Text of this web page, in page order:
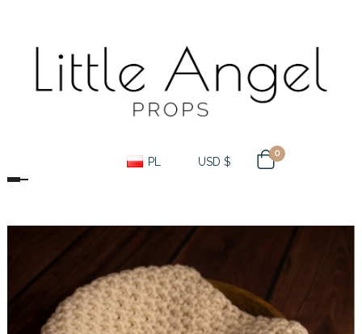
Toggle navigation
PL USD $
0